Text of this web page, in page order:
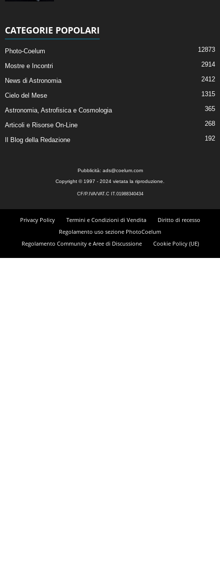
CATEGORIE POPOLARI
Photo-Coelum 12873
Mostre e Incontri 2914
News di Astronomia 2412
Cielo del Mese 1315
Astronomia, Astrofisica e Cosmologia 365
Articoli e Risorse On-Line 268
Il Blog della Redazione 192
Pubblicità: ads@coelum.com
Copyright © 1997 - 2024 vietata la riproduzione.
CF/P.IVA/VAT.C IT.01988340434
Privacy Policy Termini e Condizioni di Vendita
Diritto di recesso
Regolamento uso sezione PhotoCoelum
Regolamento Community e Aree di Discussione
Cookie Policy (UE)